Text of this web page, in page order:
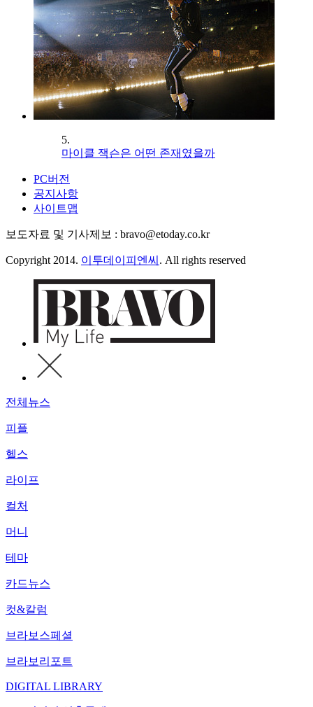
5.
마이클 잭슨은 어떤 존재였을까
PC버전
공지사항
사이트맵
보도자료 및 기사제보 : bravo@etoday.co.kr
Copyright 2014. 이투데이피엔씨 . All rights reserved
전체뉴스
피플
헬스
라이프
컬처
머니
테마
카드뉴스
컷&칼럼
브라보스페셜
브라보리포트
DIGITAL LIBRARY